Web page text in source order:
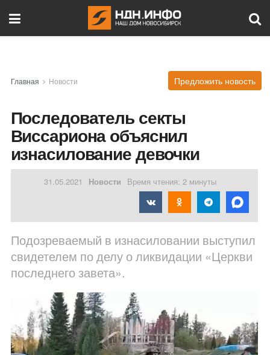
Главная Новости Предложить новость
Последователь секты
Виссариона объяснил
изнасилование девочки
31.05.2021 Новости Время чтения: 2 минуты
Подозреваемый в изнасиловании выступил
свидетелем по делу о ликвидации «Церкви
последнего завета».